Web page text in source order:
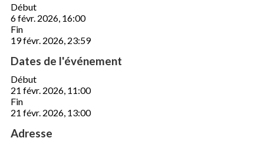
Début
6 févr. 2026, 16:00
Fin
19 févr. 2026, 23:59
Dates de l'événement
Début
21 févr. 2026, 11:00
Fin
21 févr. 2026, 13:00
Adresse